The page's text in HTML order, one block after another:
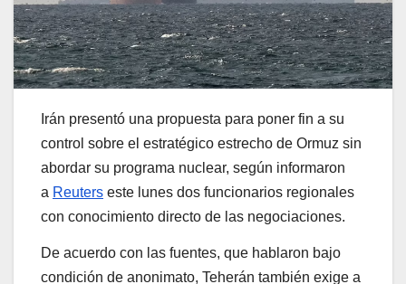
Irán presentó una propuesta para poner fin a su
control sobre el estratégico estrecho de Ormuz sin
abordar su programa nuclear, según informaron
a Reuters este lunes dos funcionarios regionales
con conocimiento directo de las negociaciones.
De acuerdo con las fuentes, que hablaron bajo
condición de anonimato, Teherán también exige a